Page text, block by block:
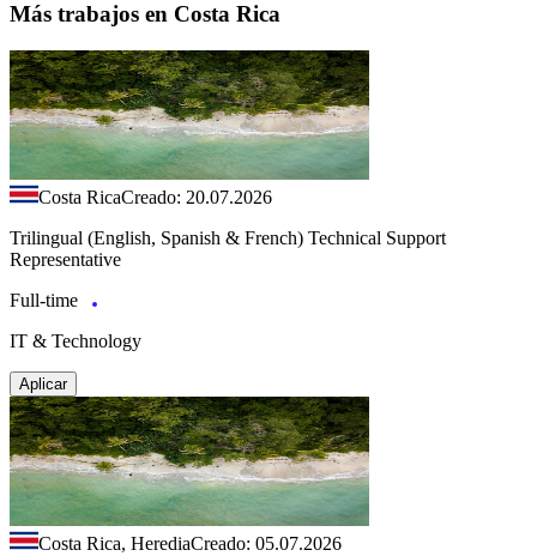
Más trabajos en Costa Rica
Costa RicaCreado: 20.07.2026
Trilingual (English, Spanish & French) Technical Support
Representative
Full-time
IT & Technology
Aplicar
Costa Rica, HerediaCreado: 05.07.2026